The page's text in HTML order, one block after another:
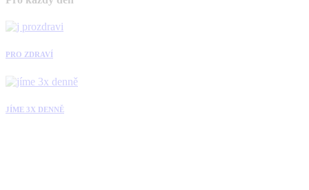
PRO ZDRAVÍ
JÍME 3X DENNĚ